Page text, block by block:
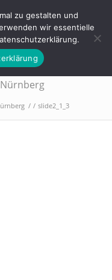
lounge.de
/ / slide2_1_3
zu gestalten und
wir essentielle